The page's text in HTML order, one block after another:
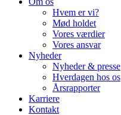
Hvem er vi?
Mød holdet
Vores værdier
Vores ansvar
Nyheder
Nyheder & presse
Hverdagen hos os
Årsrapporter
Karriere
Kontakt